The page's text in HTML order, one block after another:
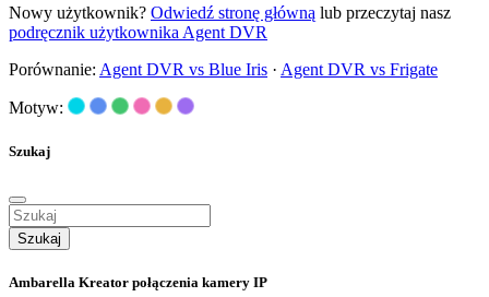
Nowy użytkownik? Odwiedź stronę główną lub przeczytaj nasz
podręcznik użytkownika Agent DVR
Porównanie: Agent DVR vs Blue Iris · Agent DVR vs Frigate
Motyw:
Szukaj
Szukaj
Ambarella Kreator połączenia kamery IP